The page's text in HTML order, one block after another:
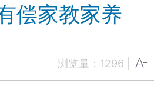
偿家教家养
浏览量： 1296